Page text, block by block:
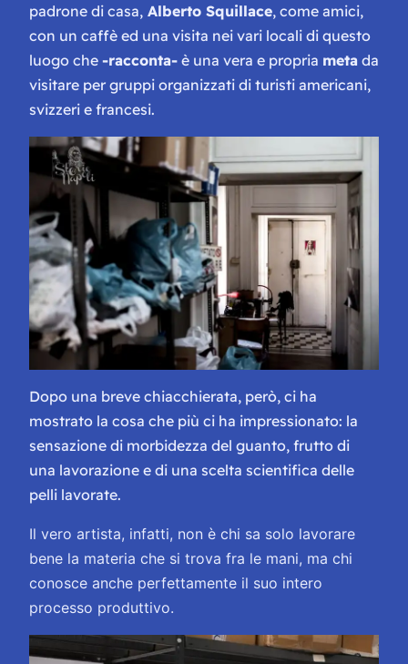
padrone di casa, Alberto Squillace, come amici,
con un caffè ed una visita nei vari locali di questo
luogo che -racconta- è una vera e propria meta da
visitare per gruppi organizzati di turisti americani,
svizzeri e francesi.
Dopo una breve chiacchierata, però, ci ha
mostrato la cosa che più ci ha impressionato: la
sensazione di morbidezza del guanto, frutto di
una lavorazione e di una scelta scientifica delle
pelli lavorate.
Il vero artista, infatti, non è chi sa solo lavorare
bene la materia che si trova fra le mani, ma chi
conosce anche perfettamente il suo intero
processo produttivo.